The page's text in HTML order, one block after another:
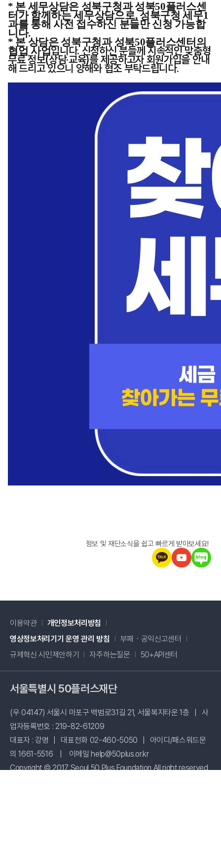
* 본 세무상담은 성북구청과성북50플러스센
터가함께하는 세무상담으로,성북구청 세무1
과를 통해 사전 접수하신 분들만신청 가능합
니다.
* 본 상담은 성북구청과 성북50플러스센터의
협업 사업입니다. 신청하신 분들께 지속적인 맞춤형
무료 정보(상담·교육)를 제공하고자 회원가입을 안내
해 드리고 있으니 양해와 협조 부탁드립니다.
정보 및 재단소식을 쉽고 빠르게 받아보세요!
이용약관
개인정보처리방침
영상정보처리기기 운영 관리 방침
부패・공익신고센터 새창 열림
규제혁신 시민제안하기 새창 열림
자주하는질문 50+API센터
서울특별시 50플러스재단
(우 04147) 서울시 마포구 백범로31길 21, 서울복지타운 1층
사
업자등록번호 : 219-82-61209
대표자 : 강명
대표전화 02-460-5050
아이디/패스워드문
의 1661-5516
이메일 help@50plus.or.kr
Copyright © 2017 Seoul 50 Plus Foundation All right reserved